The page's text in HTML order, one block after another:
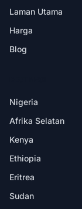
Laman Utama
Harga
Blog
Nigeria
Afrika Selatan
Kenya
Ethiopia
Eritrea
Sudan